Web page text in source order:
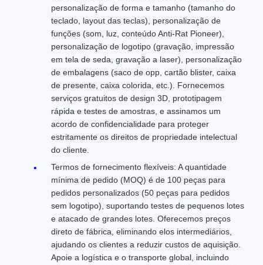
personalização de forma e tamanho (tamanho do
teclado, layout das teclas), personalização de
funções (som, luz, conteúdo Anti-Rat Pioneer),
personalização de logotipo (gravação, impressão
em tela de seda, gravação a laser), personalização
de embalagens (saco de opp, cartão blister, caixa
de presente, caixa colorida, etc.). Fornecemos
serviços gratuitos de design 3D, prototipagem
rápida e testes de amostras, e assinamos um
acordo de confidencialidade para proteger
estritamente os direitos de propriedade intelectual
do cliente.
Termos de fornecimento flexíveis: A quantidade
mínima de pedido (MOQ) é de 100 peças para
pedidos personalizados (50 peças para pedidos
sem logotipo), suportando testes de pequenos lotes
e atacado de grandes lotes. Oferecemos preços
direto de fábrica, eliminando elos intermediários,
ajudando os clientes a reduzir custos de aquisição.
Apoie a logística e o transporte global, incluindo